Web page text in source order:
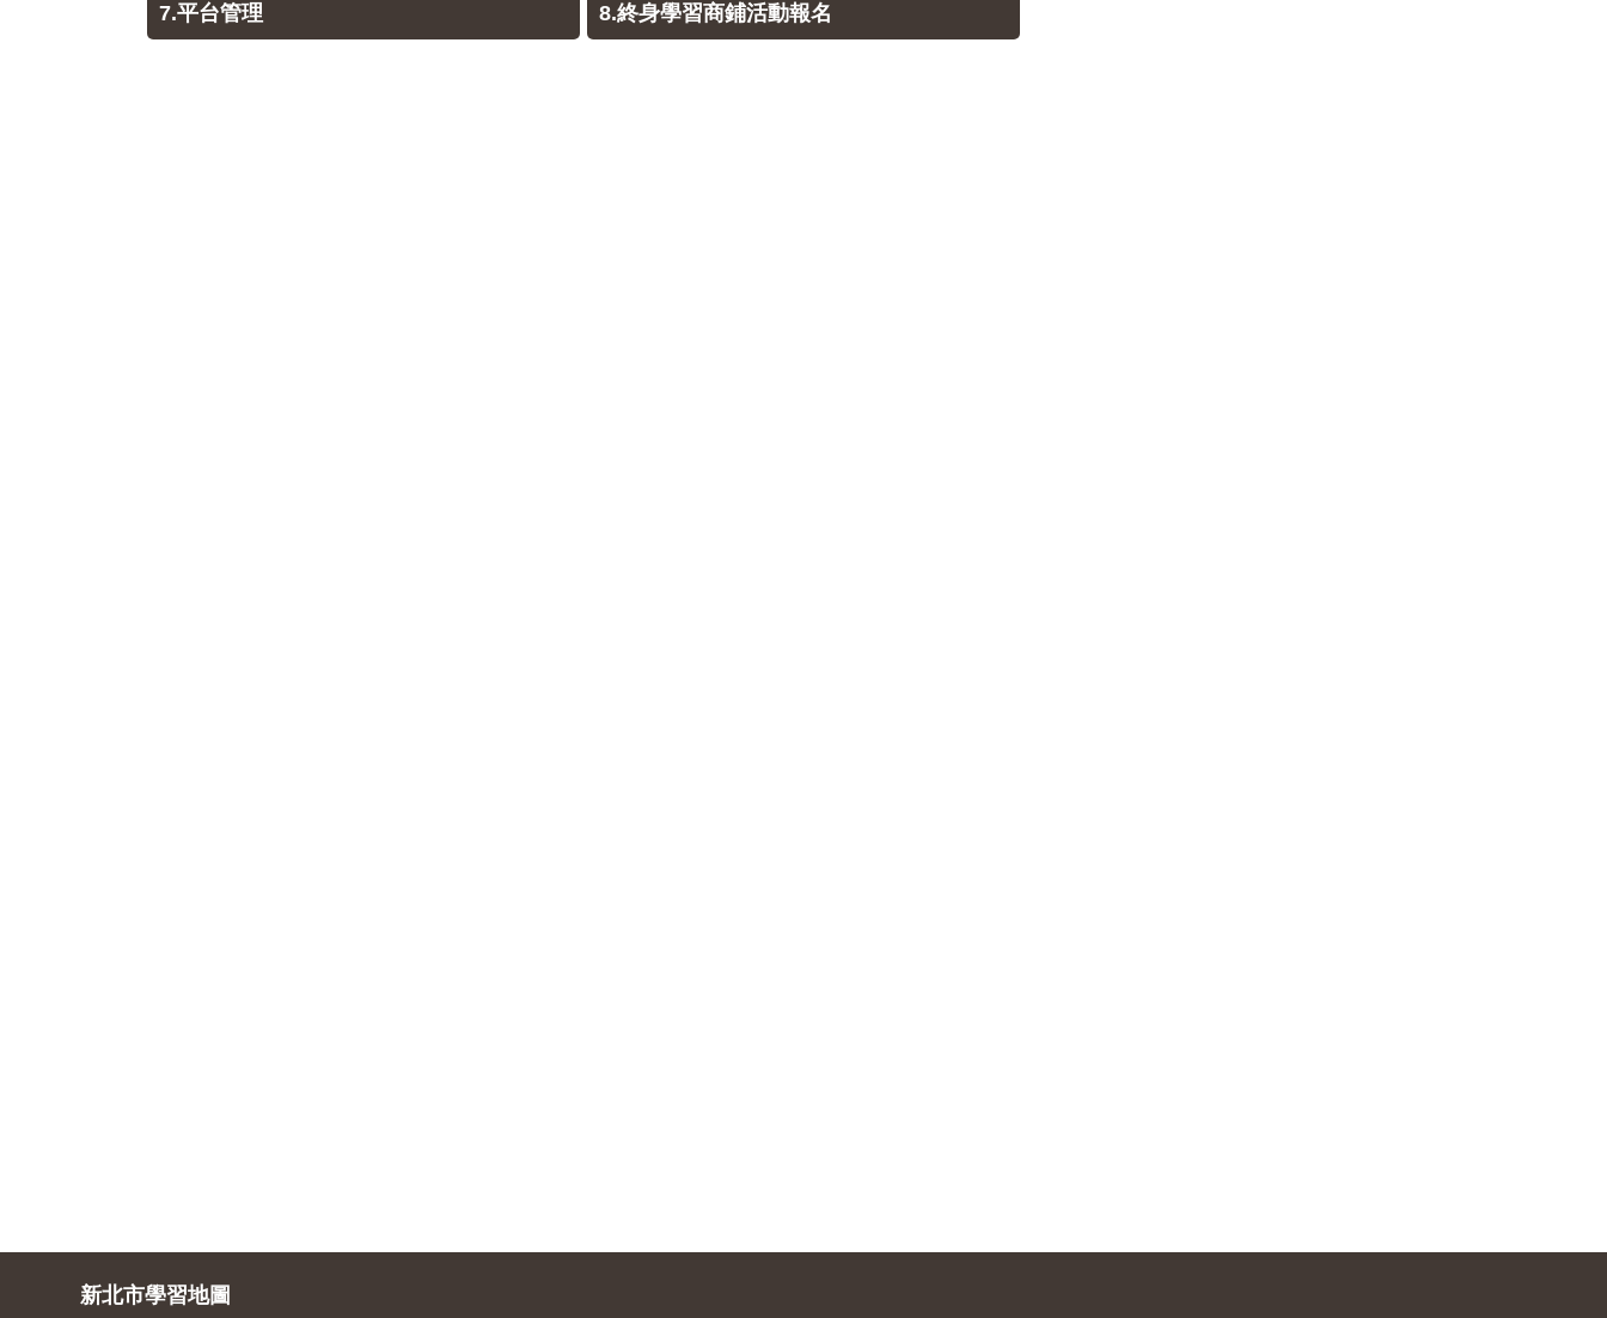
7.平台管理 8.終身學習商鋪活動報名
新北市學習地圖